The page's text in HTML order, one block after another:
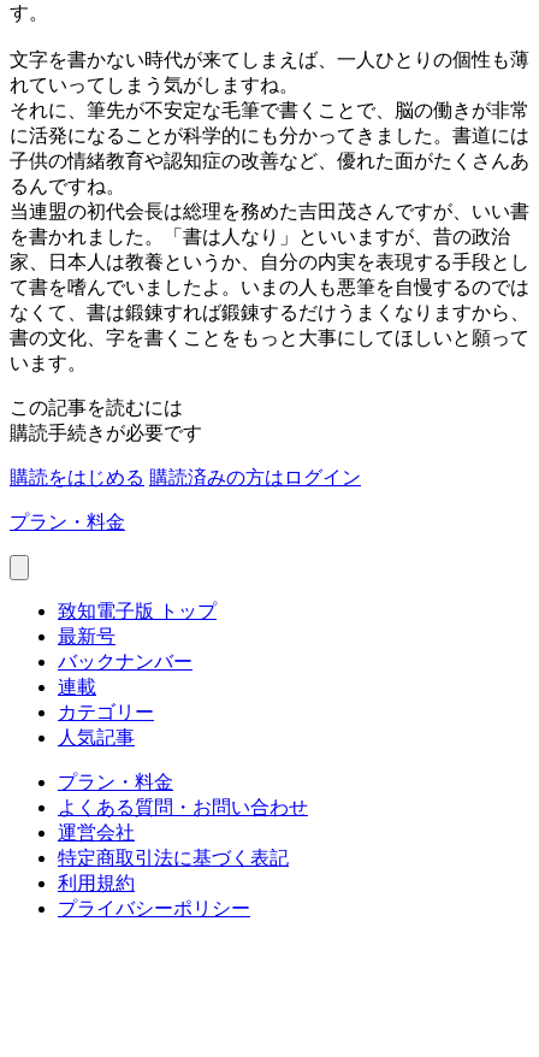
す。
文字を書かない時代が来てしまえば、一人ひとりの個性も薄
れていってしまう気がしますね。
それに、筆先が不安定な毛筆で書くことで、脳の働きが非常
に活発になることが科学的にも分かってきました。書道には
子供の情緒教育や認知症の改善など、優れた面がたくさんあ
るんですね。
当連盟の初代会長は総理を務めた吉田茂さんですが、いい書
を書かれました。「書は人なり」といいますが、昔の政治
家、日本人は教養というか、自分の内実を表現する手段とし
て書を嗜んでいましたよ。いまの人も悪筆を自慢するのでは
なくて、書は鍛錬すれば鍛錬するだけうまくなりますから、
書の文化、字を書くことをもっと大事にしてほしいと願って
います。
この記事を読むには
購読手続きが必要です
購読をはじめる 購読済みの方はログイン
プラン・料金
致知電子版 トップ
最新号
バックナンバー
連載
カテゴリー
人気記事
プラン・料金
よくある質問・お問い合わせ
運営会社
特定商取引法に基づく表記
利用規約
プライバシーポリシー